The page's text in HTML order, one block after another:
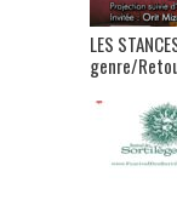
LES
genre/